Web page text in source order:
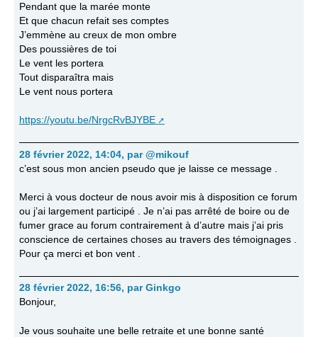
Pendant que la marée monte
Et que chacun refait ses comptes
J’emmène au creux de mon ombre
Des poussières de toi
Le vent les portera
Tout disparaîtra mais
Le vent nous portera
https://youtu.be/NrgcRvBJYBE
28 février 2022, 14:04, par @mikouf
c’est sous mon ancien pseudo que je laisse ce message .
Merci à vous docteur de nous avoir mis à disposition ce forum
ou j’ai largement participé . Je n’ai pas arrêté de boire ou de
fumer grace au forum contrairement à d’autre mais j’ai pris
conscience de certaines choses au travers des témoignages .
Pour ça merci et bon vent .
28 février 2022, 16:56, par Ginkgo
Bonjour,
Je vous souhaite une belle retraite et une bonne santé